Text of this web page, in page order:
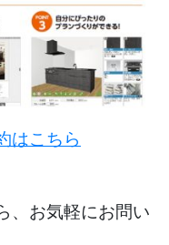
はこちら
、お気軽にお問い